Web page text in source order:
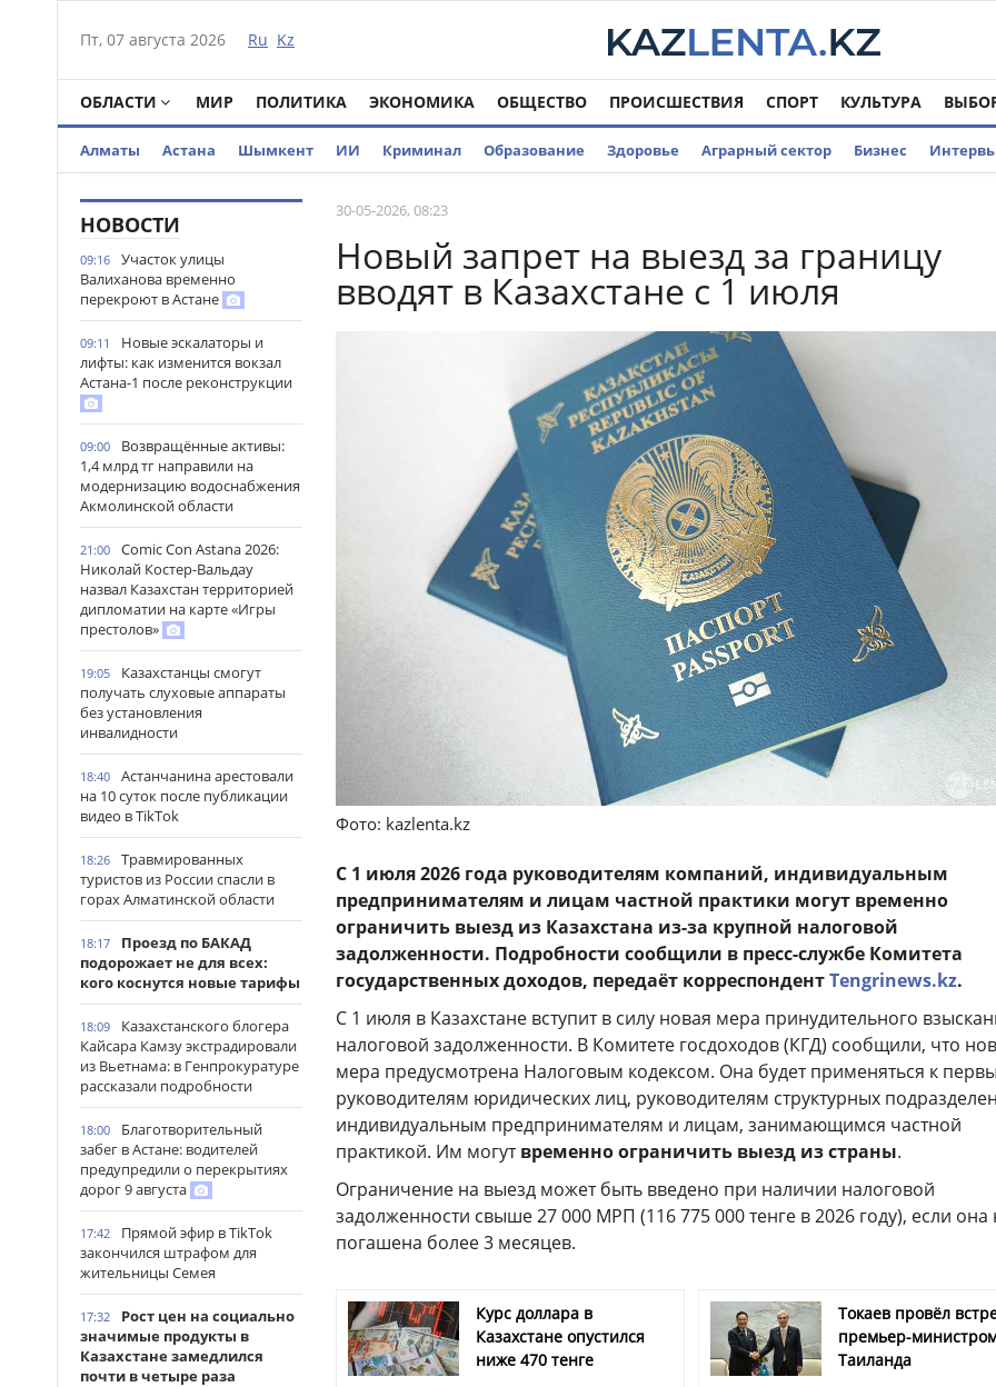
Пт, 07 августа 2026 Ru Kz
ОБЛАСТИ МИР ПОЛИТИКА ЭКОНОМИКА ОБЩЕСТВО ПРОИСШЕСТВИЯ СПОРТ КУЛЬТУРА
Алматы Астана Шымкент ИИ Криминал Образование Здоровье Аграрный сектор Бизнес
НОВОСТИ
09:16
Участок улицы
Валиханова временно
перекроют в Астане
09:11
Новые эскалаторы и
лифты: как изменится вокзал
Астана-1 после реконструкции
09:00
Возвращённые активы:
1,4 млрд тг направили на
модернизацию водоснабжения
Акмолинской области
21:00
Comic Con Astana 2026:
Николай Костер-Вальдау
назвал Казахстан территорией
дипломатии на карте «Игры
престолов»
19:05
Казахстанцы смогут
получать слуховые аппараты
без установления
инвалидности
18:40
Астанчанина арестовали
на 10 суток после публикации
видео в TikTok
18:26
Травмированных
туристов из России спасли в
горах Алматинской области
18:17
Проезд по БАКАД
подорожает не для всех:
кого коснутся новые тарифы
18:09
Казахстанского блогера
Кайсара Камзу экстрадировали
из Вьетнама: в Генпрокуратуре
рассказали подробности
18:00
Благотворительный
забег в Астане: водителей
предупредили о перекрытиях
дорог 9 августа
17:42
Прямой эфир в TikTok
закончился штрафом для
жительницы Семея
17:32
Рост цен на социально
значимые продукты в
Казахстане замедлился
почти в четыре раза
30-05-2026, 08:23
Новый запрет на выезд за границу
вводят в Казахстане с 1 июля
Фото: kazlenta.kz
С 1 июля 2026 года руководителям компаний, индивидуальным
предпринимателям и лицам частной практики могут временно
ограничить выезд из Казахстана из-за крупной налоговой
задолженности. Подробности сообщили в пресс-службе Комитета
государственных доходов, передаёт корреспондентTengrinews.kz.
С 1 июля в Казахстане вступит в силу новая мера принудительного
налоговой задолженности. В Комитете госдоходов (КГД) сообщили, что
мера предусмотрена Налоговым кодексом. Она будет применяться к
руководителям юридических лиц, руководителям структурных
индивидуальным предпринимателям и лицам, занимающимся частной
практикой. Им могутвременно ограничить выезд из страны.
Ограничение на выезд может быть введено при наличии налоговой
задолженности свыше 27 000 МРП (116 775 000 тенге в 2026 году), если она
погашена более 3 месяцев.
Курс доллара в
Казахстане опустился
ниже 470 тенге
Токаев провёл
премьер-
Таиланда